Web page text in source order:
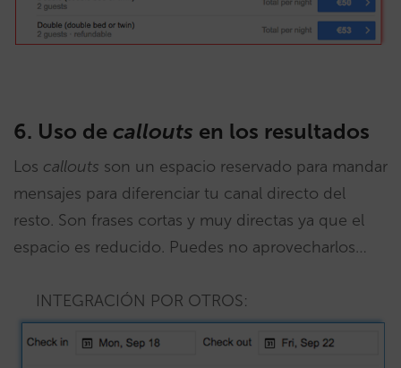
6. Uso de callouts en los resultados
Los callouts son un espacio reservado para mandar
mensajes para diferenciar tu canal directo del
resto. Son frases cortas y muy directas ya que el
espacio es reducido. Puedes no aprovecharlos…
INTEGRACIÓN POR OTROS: